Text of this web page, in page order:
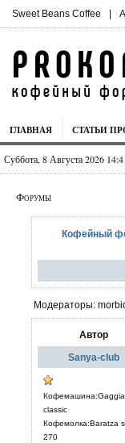
Sweet Beans Coffee |
ГЛАВНАЯ СТАТЬИ
Суббота, 8 Августа 2026
Форумы
Кофейный
Модераторы:
Автор
Sanya-club
Кофемашина:Gaggia
classic
Кофемолка:Baratza
270